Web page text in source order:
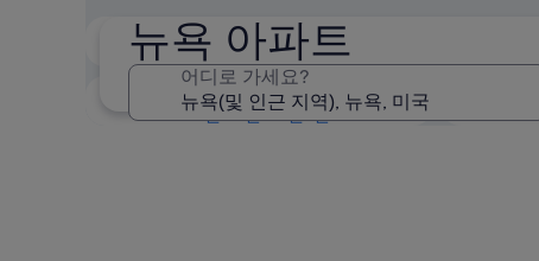
뉴욕 아파트
어디로 가세요?
2주 이내
8월 21일 - 8월 23일
3개월 이내
10월 30일 - 11월 1일